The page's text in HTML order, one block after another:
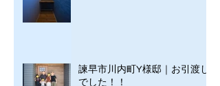
諫早市川内町Y様邸｜お引渡し
でした！！